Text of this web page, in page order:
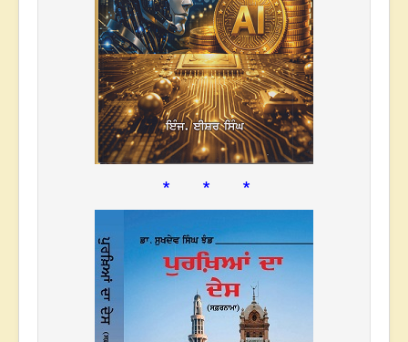
* * *